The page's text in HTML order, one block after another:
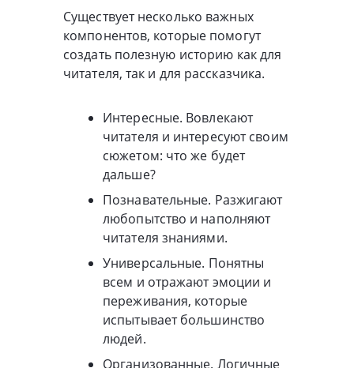
Существует несколько важных
компонентов, которые помогут
создать полезную историю как для
читателя, так и для рассказчика.
Интересные. Вовлекают
читателя и интересуют своим
сюжетом: что же будет
дальше?
Познавательные. Разжигают
любопытство и наполняют
читателя знаниями.
Универсальные. Понятны
всем и отражают эмоции и
переживания, которые
испытывает большинство
людей.
Организованные. Логичные